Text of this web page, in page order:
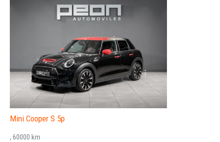
Mini Cooper S 5p
, 60000 km